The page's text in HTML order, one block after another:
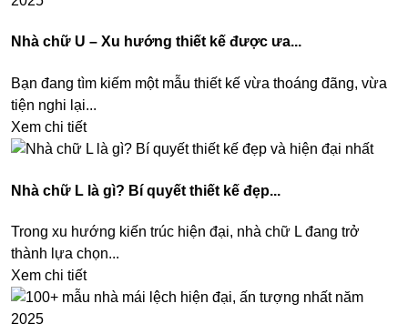
Nhà chữ U – Xu hướng thiết kế được ưa...
Bạn đang tìm kiếm một mẫu thiết kế vừa thoáng đãng, vừa
tiện nghi lại...
Xem chi tiết
Nhà chữ L là gì? Bí quyết thiết kế đẹp...
Trong xu hướng kiến trúc hiện đại, nhà chữ L đang trở
thành lựa chọn...
Xem chi tiết